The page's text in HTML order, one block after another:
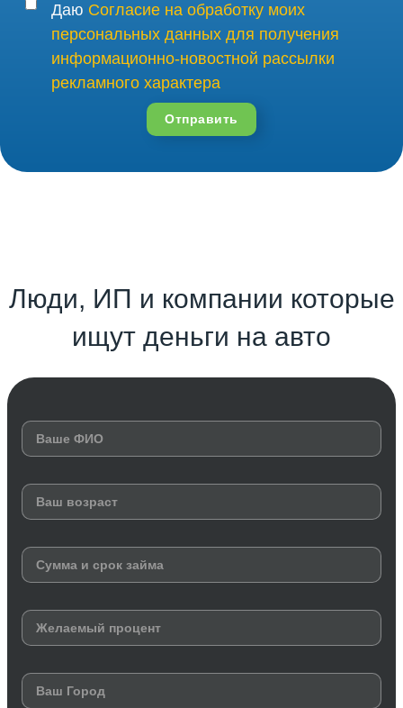
Даю Согласие на обработку моих
персональных данных для получения
информационно-новостной рассылки
рекламного характера
Отправить
Люди, ИП и компании которые
ищут деньги на авто